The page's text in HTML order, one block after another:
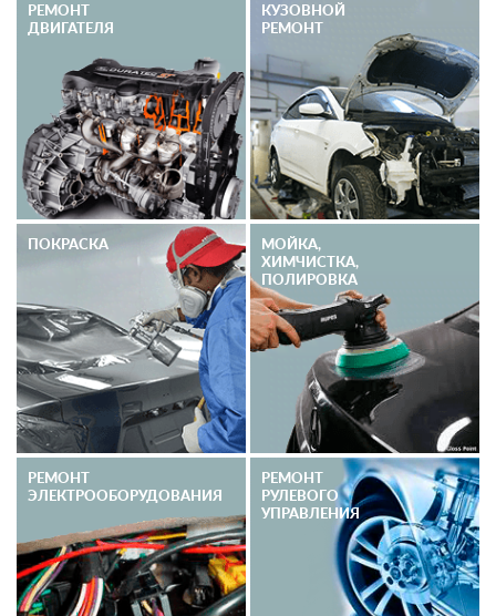
РЕМОНТ
ДВИГАТЕЛЯ
КУЗОВНОЙ
РЕМОНТ
ПОКРАСКА
МОЙКА,
ХИМЧИСТКА,
ПОЛИРОВКА
РЕМОНТ
ЭЛЕКТРО­ОБОРУДОВАНИЯ
РЕМОНТ
РУЛЕВОГО
УПРАВЛЕНИЯ